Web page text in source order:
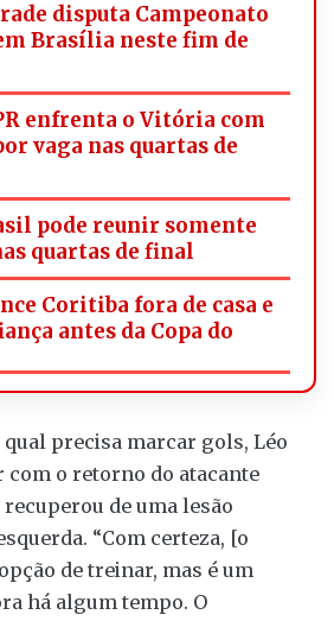
disputa Campeonato
Brasília neste fim de
enfrenta o Vitória com
vaga nas quartas de
pode reunir somente
quartas de final
Coritiba fora de casa e
antes da Copa do
precisa marcar gols, Léo
com o retorno do atacante
de uma lesão
“Com certeza, [o
de treinar, mas é um
há algum tempo. O